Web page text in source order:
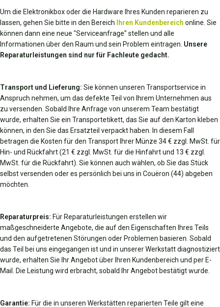
Um die Elektronikbox oder die Hardware Ihres Kunden reparieren zu
lassen, gehen Sie bitte in den Bereich
Ihren Kundenbereich online. Sie
können dann eine neue "Serviceanfrage" stellen und alle
Informationen über den Raum und sein Problem eintragen. Unsere
Reparaturleistungen sind nur für Fachleute gedacht.
Transport und Lieferung: Sie können unseren Transportservice in
Anspruch nehmen, um das defekte Teil von Ihrem Unternehmen aus
zu versenden. Sobald Ihre Anfrage von unserem Team bestätigt
wurde, erhalten Sie ein Transportetikett, das Sie auf den Karton kleben
können, in den Sie das Ersatzteil verpackt haben. In diesem Fall
betragen die Kosten für den Transport Ihrer Münze 34 € zzgl. MwSt. für
Hin- und Rückfahrt (21 € zzgl. MwSt. für die Hinfahrt und 13 € zzgl.
MwSt. für die Rückfahrt). Sie können auch wählen, ob Sie das Stück
selbst versenden oder es persönlich bei uns in Couëron (44) abgeben
möchten.
Reparaturpreis: Für Reparaturleistungen erstellen wir
maßgeschneiderte Angebote, die auf den Eigenschaften Ihres Teils
und den aufgetretenen Störungen oder Problemen basieren. Sobald
das Teil bei uns eingegangen ist und in unserer Werkstatt diagnostiziert
wurde, erhalten Sie Ihr Angebot über Ihren Kundenbereich und per E-
Mail. Die Leistung wird erbracht, sobald Ihr Angebot bestätigt wurde.
Garantie: Für die in unseren Werkstätten reparierten Teile gilt eine